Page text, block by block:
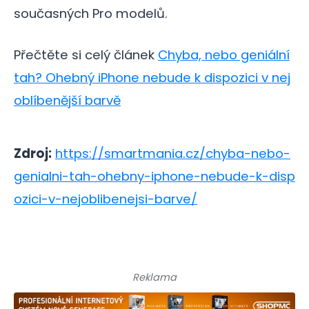
současných Pro modelů.
Přečtěte si celý článek Chyba, nebo geniální
tah? Ohebný iPhone nebude k dispozici v nej
oblíbenější barvě
Zdroj: https://smartmania.cz/chyba-nebo-
genialni-tah-ohebny-iphone-nebude-k-disp
ozici-v-nejoblibenejsi-barve/
Reklama